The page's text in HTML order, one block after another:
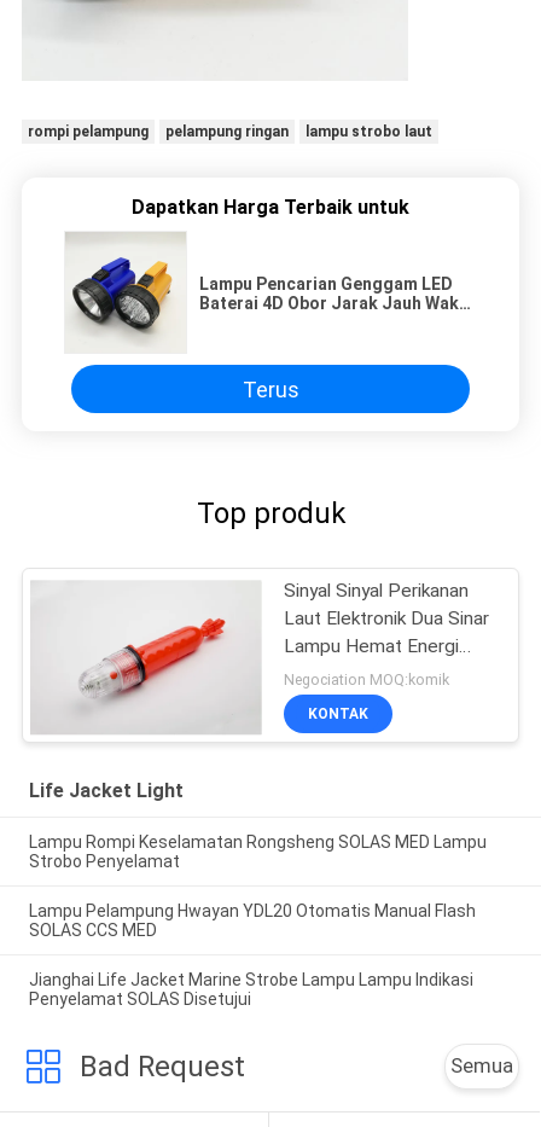
rompi pelampung pelampung ringan lampu strobo laut
Dapatkan Harga Terbaik untuk
Lampu Pencarian Genggam LED
Baterai 4D Obor Jarak Jauh Waktu
Terus
Top produk
Sinyal Sinyal Perikanan
Laut Elektronik Dua Sinar
Lampu Hemat Energi
Flash
Negociation MOQ:komik
KONTAK
Life Jacket Light
Lampu Rompi Keselamatan Rongsheng SOLAS MED Lampu
Strobo Penyelamat
Lampu Pelampung Hwayan YDL20 Otomatis Manual Flash
SOLAS CCS MED
Jianghai Life Jacket Marine Strobe Lampu Lampu Indikasi
Penyelamat SOLAS Disetujui
Bad Request Semua